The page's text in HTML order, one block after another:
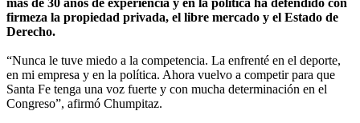
más de 30 años de experiencia y en la política ha defendido con
firmeza la propiedad privada, el libre mercado y el Estado de
Derecho.
“Nunca le tuve miedo a la competencia. La enfrenté en el deporte,
en mi empresa y en la política. Ahora vuelvo a competir para que
Santa Fe tenga una voz fuerte y con mucha determinación en el
Congreso”, afirmó Chumpitaz.